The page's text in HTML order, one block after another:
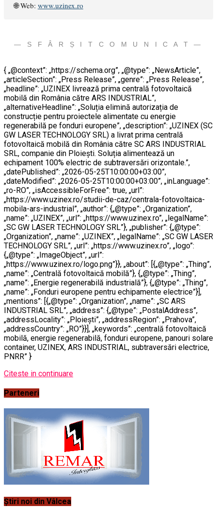
🌐 Web: www.uzinex.ro
— S F Â R Ș I T C O M U N I C A T —
{ „@context”: „https://schema.org”, „@type”: „NewsArticle”,
„articleSection”: „Press Release”, „genre”: „Press Release”,
„headline”: „UZINEX livrează prima centrală fotovoltaică
mobilă din România către ARS INDUSTRIAL”,
„alternativeHeadline”: „Soluția elimină autorizația de
construcție pentru proiectele alimentate cu energie
regenerabilă pe fonduri europene”, „description”: „UZINEX (SC
GW LASER TECHNOLOGY SRL) a livrat prima centrală
fotovoltaică mobilă din România către SC ARS INDUSTRIAL
SRL, companie din Ploiești. Soluția alimentează un
echipament 100% electric de subtraversări orizontale.”,
„datePublished”: „2026-05-25T10:00:00+03:00”,
„dateModified”: „2026-05-25T10:00:00+03:00”, „inLanguage”:
„ro-RO”, „isAccessibleForFree”: true, „url”:
„https://www.uzinex.ro/studii-de-caz/centrala-fotovoltaica-
mobila-ars-industrial”, „author”: {„@type”: „Organization”,
„name”: „UZINEX”, „url”: „https://www.uzinex.ro”, „legalName”:
„SC GW LASER TECHNOLOGY SRL”}, „publisher”: {„@type”:
„Organization”, „name”: „UZINEX”, „legalName”: „SC GW LASER
TECHNOLOGY SRL”, „url”: „https://www.uzinex.ro”, „logo”:
{„@type”: „ImageObject”, „url”:
„https://www.uzinex.ro/logo.png”}}, „about”: [{„@type”: „Thing”,
„name”: „Centrală fotovoltaică mobilă”}, {„@type”: „Thing”,
„name”: „Energie regenerabilă industrială”}, {„@type”: „Thing”,
„name”: „Fonduri europene pentru echipamente electrice”}],
„mentions”: [{„@type”: „Organization”, „name”: „SC ARS
INDUSTRIAL SRL”, „address”: {„@type”: „PostalAddress”,
„addressLocality”: „Ploiești”, „addressRegion”: „Prahova”,
„addressCountry”: „RO”}}], „keywords”: „centrală fotovoltaică
mobilă, energie regenerabilă, fonduri europene, panouri solare
container, UZINEX, ARS INDUSTRIAL, subtraversări electrice,
PNRR” }
Citeste in continuare
Parteneri
Știri noi din Vâlcea